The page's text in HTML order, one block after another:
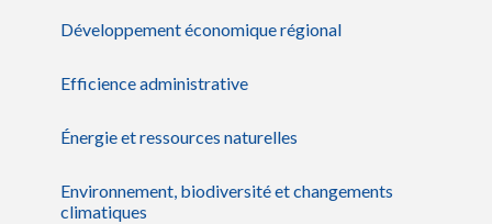
Développement économique régional
Efficience administrative
Énergie et ressources naturelles
Environnement, biodiversité et changements
climatiques